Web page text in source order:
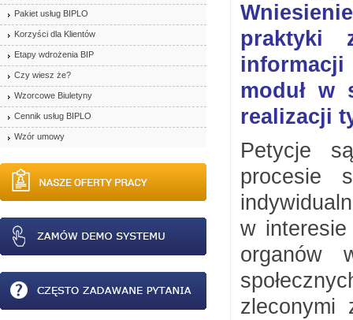
praktyki
moduł w
realizacji
Petycje
procesie
w
organów
zleconymi
Pakiet usług BIPLO
Korzyści dla Klientów
Etapy wdrożenia BIP
Czy wiesz że?
Wzorcowe Biuletyny
Cennik usług BIPLO
Wzór umowy